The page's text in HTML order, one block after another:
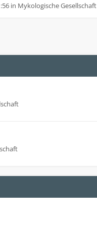
in Mykologische Gesellschaft